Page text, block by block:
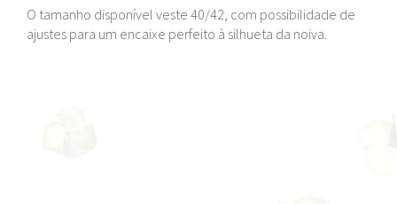
O tamanho disponível veste 40/42, com possibilidade de
ajustes para um encaixe perfeito à silhueta da noiva.